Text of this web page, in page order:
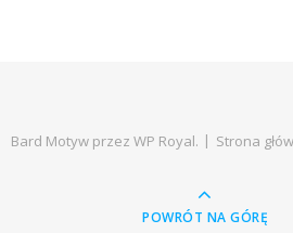
Bard Motyw przez WP Royal. Strona
POWRÓT NA GÓRĘ